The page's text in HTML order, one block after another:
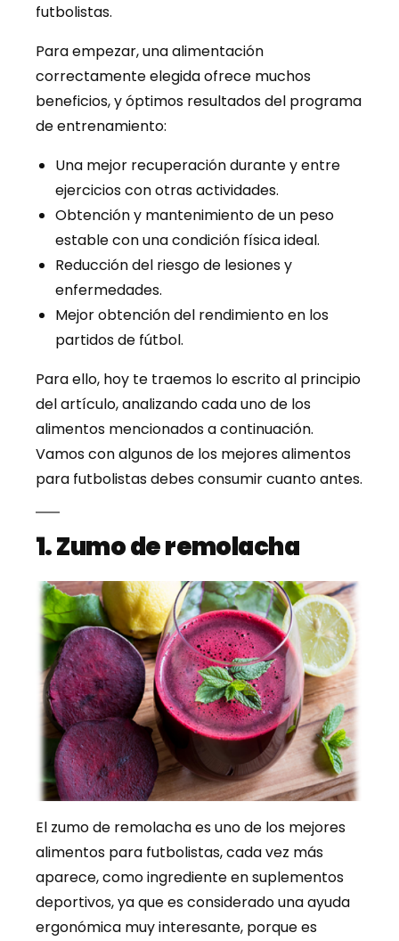
futbolistas.
Para empezar, una alimentación
correctamente elegida ofrece muchos
beneficios, y óptimos resultados del programa
de entrenamiento:
Una mejor recuperación durante y entre
ejercicios con otras actividades.
Obtención y mantenimiento de un peso
estable con una condición física ideal.
Reducción del riesgo de lesiones y
enfermedades.
Mejor obtención del rendimiento en los
partidos de fútbol.
Para ello, hoy te traemos lo escrito al principio
del artículo, analizando cada uno de los
alimentos mencionados a continuación.
Vamos con algunos de los mejores alimentos
para futbolistas debes consumir cuanto antes.
1. Zumo de remolacha
El zumo de remolacha es uno de los mejores
alimentos para futbolistas, cada vez más
aparece, como ingrediente en suplementos
deportivos, ya que es considerado una ayuda
ergonómica muy interesante, porque es